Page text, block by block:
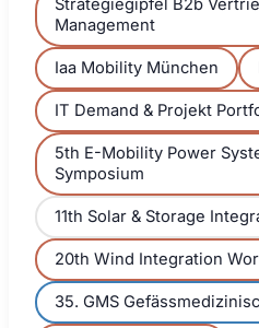
Strategiegipfel B2b
Management
Iaa Mobility München
IT Demand & Projekt
5th E-Mobility Power
Symposium
11th Solar & Storage
20th Wind Integration
35. GMS